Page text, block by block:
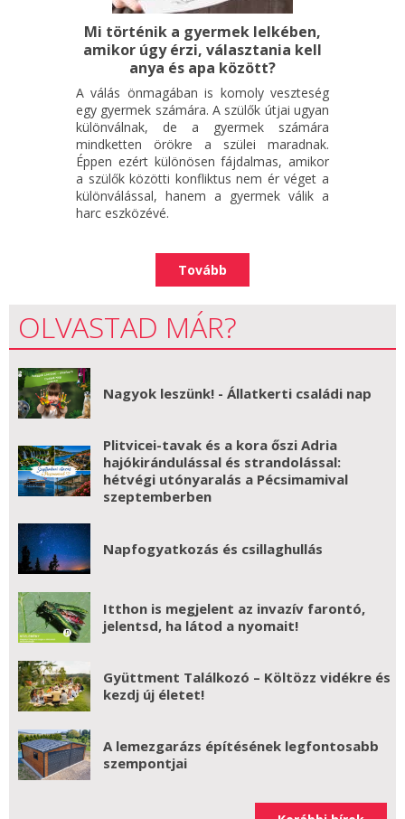
Mi történik a gyermek lelkében,
amikor úgy érzi, választania kell
anya és apa között?
A válás önmagában is komoly veszteség
egy gyermek számára. A szülők útjai ugyan
különválnak, de a gyermek számára
mindketten örökre a szülei maradnak.
Éppen ezért különösen fájdalmas, amikor
a szülők közötti konfliktus nem ér véget a
különválással, hanem a gyermek válik a
harc eszközévé.
Tovább
OLVASTAD MÁR?
Nagyok leszünk! - Állatkerti családi nap
Plitvicei-tavak és a kora őszi Adria
hajókirándulással és strandolással:
hétvégi utónyaralás a Pécsimamival
szeptemberben
Napfogyatkozás és csillaghullás
Itthon is megjelent az invazív farontó,
jelentsd, ha látod a nyomait!
Gyüttment Találkozó – Költözz vidékre és
kezdj új életet!
A lemezgarázs építésének legfontosabb
szempontjai